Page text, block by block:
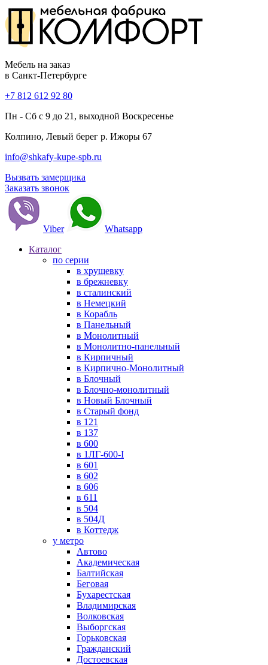
Мебель на заказ
в Санкт-Петербурге
+7 812 612 92 80
Пн - Сб с 9 до 21, выходной Воскресенье
Колпино, Левый берег р. Ижоры 67
info@shkafy-kupe-spb.ru
Вызвать замерщика
Заказать звонок
Viber
Whatsapp
Каталог
по серии
в хрущевку
в брежневку
в сталинский
в Немецкий
в Корабль
в Панельный
в Монолитный
в Монолитно-панельный
в Кирпичный
в Кирпично-Монолитный
в Блочный
в Блочно-монолитный
в Новый Блочный
в Старый фонд
в 121
в 137
в 600
в 1ЛГ-600-I
в 601
в 602
в 606
в 611
в 504
в 504Д
в Коттедж
у метро
Автово
Академическая
Балтийская
Беговая
Бухарестская
Владимирская
Волковская
Выборгская
Горьковская
Гражданский
Достоевская